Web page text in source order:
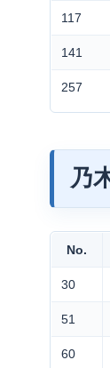
117
141
257
乃
No.
30
51
60